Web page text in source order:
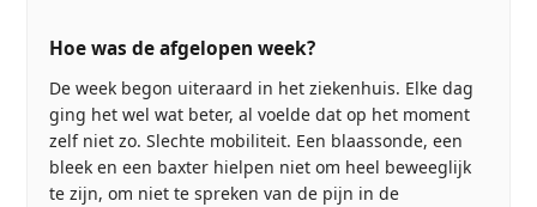
Hoe was de afgelopen week?
De week begon uiteraard in het ziekenhuis. Elke dag
ging het wel wat beter, al voelde dat op het moment
zelf niet zo. Slechte mobiliteit. Een blaassonde, een
bleek en een baxter hielpen niet om heel beweeglijk
te zijn, om niet te spreken van de pijn in de